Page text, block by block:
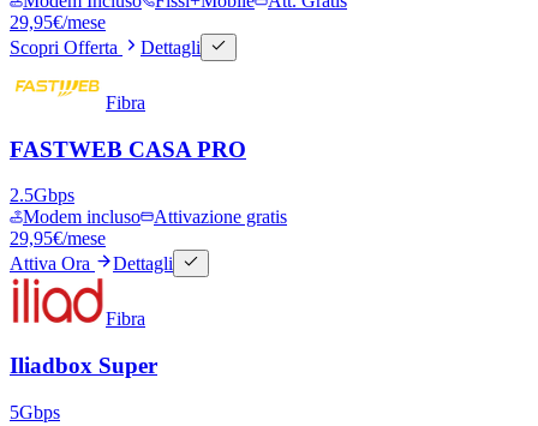
29,95€/mese
Scopri Offerta
Dettagli
Fibra
FASTWEB CASA PRO
2.5Gbps
Modem incluso
Attivazione gratis
29,95€/mese
Attiva Ora
Dettagli
Fibra
Iliadbox Super
5Gbps